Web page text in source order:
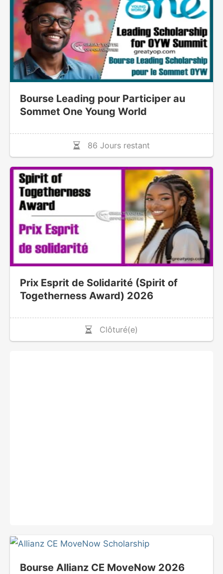
Bourse Leading pour Participer au
Sommet One Young World
86 Jours restant
Prix Esprit de Solidarité (Spirit of
Togetherness Award) 2026
Clôturé(e)
Bourse Allianz CE MoveNow 2026